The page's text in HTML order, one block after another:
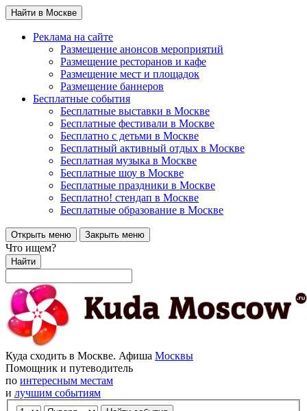
Найти в Москве
Реклама на сайте
Размещение анонсов мероприятий
Размещение ресторанов и кафе
Размещение мест и площадок
Размещение баннеров
Бесплатные события
Бесплатные выставки в Москве
Бесплатные фестивали в Москве
Бесплатно с детьми в Москве
Бесплатный активный отдых в Москве
Бесплатная музыка в Москве
Бесплатные шоу в Москве
Бесплатные праздники в Москве
Бесплатно! стендап в Москве
Бесплатные образование в Москве
Открыть меню Закрыть меню
Что ищем?
Найти
Куда сходить в Москве. Афиша Москвы
Помощник и путеводитель
по интересным местам
и лучшим событиям